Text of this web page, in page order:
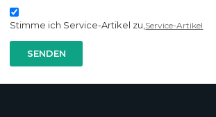
Stimme ich Service-Artikel zu,Service-Artikel
SENDEN